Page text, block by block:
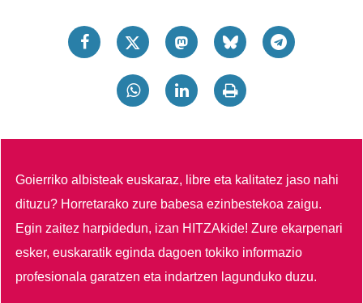
Goierriko albisteak euskaraz, libre eta kalitatez jaso nahi
dituzu? Horretarako zure babesa ezinbestekoa zaigu.
Egin zaitez harpidedun, izan HITZAkide!Zure ekarpenari
esker, euskaratik eginda dagoen tokiko informazio
profesionala garatzen eta indartzen lagunduko duzu.